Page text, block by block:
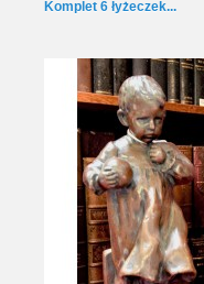
Komplet 6 łyżeczek...